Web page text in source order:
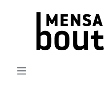
Zum Hauptinhalt springen